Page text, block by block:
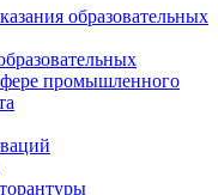
образовательных
промышленного